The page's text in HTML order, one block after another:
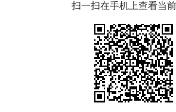
扫一扫在手机上查看当